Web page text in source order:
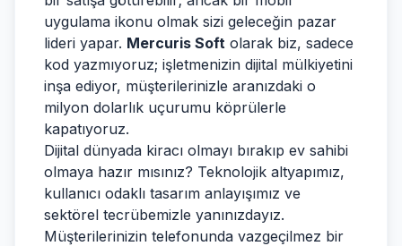
uygulama ikonu olmak sizi geleceğin pazar
lideri yapar. Mercuris Soft olarak biz, sadece
kod yazmıyoruz; işletmenizin dijital mülkiyetini
inşa ediyor, müşterilerinizle aranızdaki o
milyon dolarlık uçurumu köprülerle
kapatıyoruz.
Dijital dünyada kiracı olmayı bırakıp ev sahibi
olmaya hazır mısınız? Teknolojik altyapımız,
kullanıcı odaklı tasarım anlayışımız ve
sektörel tecrübemizle yanınızdayız.
Müşterilerinizin telefonunda vazgeçilmez bir